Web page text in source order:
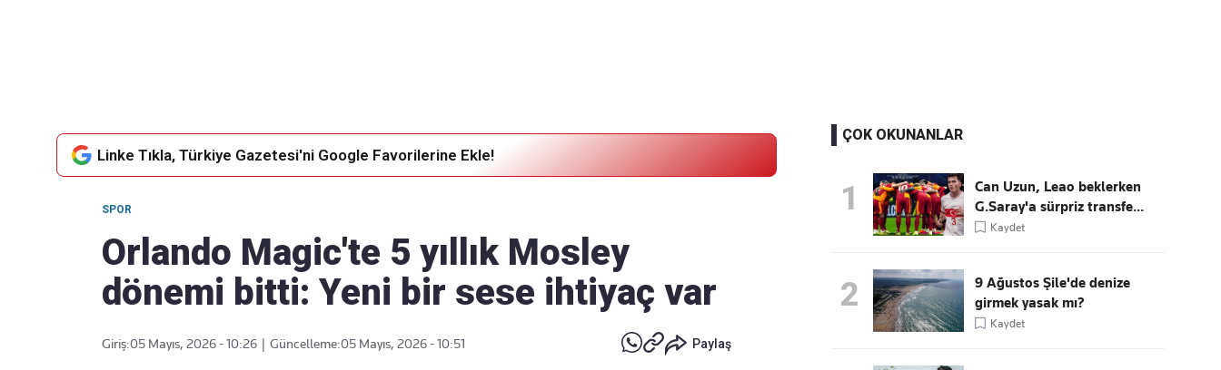
Linke Tıkla, Türkiye Gazetesi'ni Google Favorilerine Ekle!
SPOR
Orlando Magic'te 5 yıllık Mosley
dönemi bitti: Yeni bir sese ihtiyaç var
Giriş:05 Mayıs, 2026 - 10:26 Güncelleme:05 Mayıs, 2026 - 10:51 Paylaş
ÇOK OKUNANLAR
1
Can Uzun, Leao beklerken
G.Saray'a sürpriz transfe...
Kaydet
2
9 Ağustos Şile'de denize
girmek yasak mı?
Kaydet